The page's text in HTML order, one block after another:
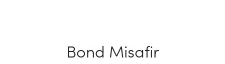
Bond Misafir